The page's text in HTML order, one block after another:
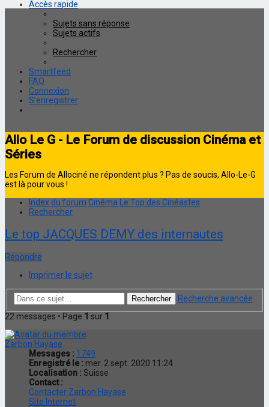
Accès rapide
Sujets sans réponse
Sujets actifs
Rechercher
Smartfeed
FAQ
Connexion
S’enregistrer
Allo Le G - Le Forum de discussion Cinéma et
Séries
Les Forum de Allociné ne répondent plus ? Pas de soucis, Allo-Le-G
est là pour vous !
Index du forum Cinéma
Le Top des Cinéastes
Rechercher
Le top JACQUES DEMY des internautes
Répondre
Imprimer le sujet
Rechercher
Recherche avancée
22 messages • Page 1 sur 1
Zarbon Hayase
Messages : 1749
Enregistré le : mer. 2 sept. 2020 11:24
Localisation : Suisse
Contact :
Contacter Zarbon Hayase
Site Internet